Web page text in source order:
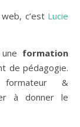
c’estLucie
formation
de pédagogie.
formateur &
à donner le